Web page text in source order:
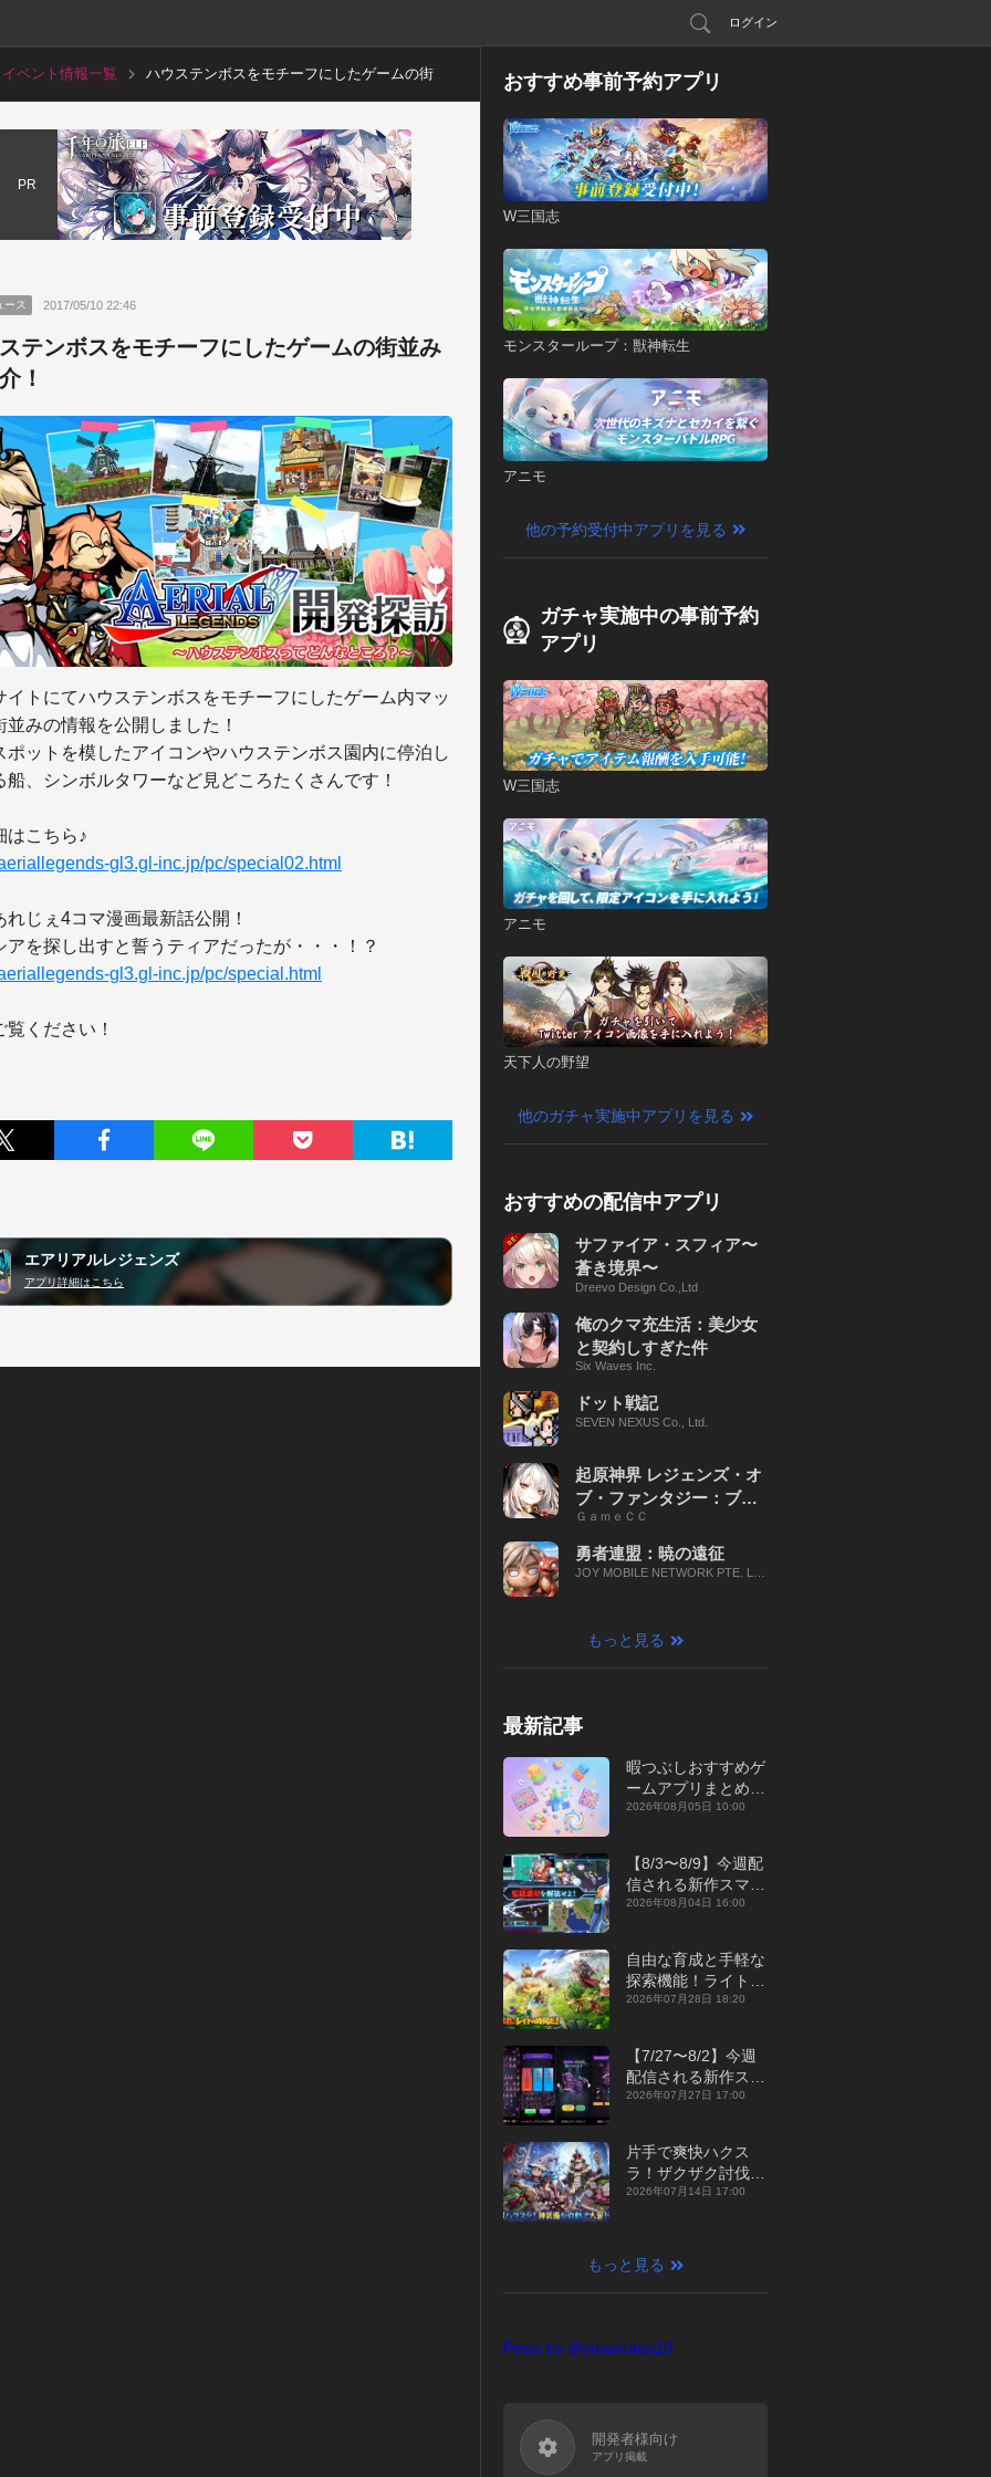
ログイン
イベント情報一覧
ハウステンボスをモチーフにしたゲームの街
PR
ース 2017/05/10 22:46
テンボスをモチーフにしたゲームの街並み
！
イトにてハウステンボスをモチーフにしたゲーム内マッ
並みの情報を公開しました！
ポットを模したアイコンやハウステンボス園内に停泊し
船、シンボルタワーなど見どころたくさんです！
gl3.gl-inc.jp/pc/special02.html
じぇ4コマ漫画最新話公開！
gl3.gl-inc.jp/pc/special.html
覧ください！
エアリアルレジェンズ
アプリ詳細はこちら
おすすめ事前予約アプリ
W三国志
モンスターループ：獣神転生
アニモ
他の予約受付中アプリを見る
ガチャ実施中の事前予約
アプリ
W三国志
アニモ
天下人の野望
他のガチャ実施中アプリを見る
おすすめの配信中アプリ
サファイア・スフィア〜
蒼き境界〜
Dreevo Design Co.,Ltd
俺のクマ充生活：美少女
と契約しすぎた件
Six Waves Inc.
ドット戦記
SEVEN NEXUS Co., Ltd.
起原神界 レジェンズ・オ
ブ・ファンタジー：ブレ
イブ X
ＧａｍｅＣＣ
勇者連盟：暁の遠征
JOY MOBILE NETWORK PTE. LT
もっと見る
最新記事
暇つぶしおすすめゲ
ームアプリまとめ｜
オフライン対応あり
2026年08月05日 10:00
【8/3〜8/9】今週配
信される新作スマホ
ゲームをまとめてお
2026年08月04日 16:00
自由な育成と手軽な
探索機能！ライトカ
ジュアルMMORPG
征』【最新作PICKU
P】
2026年07月28日 18:20
【7/27〜8/2】今週
配信される新作スマ
ホゲームをまとめて
年】
2026年07月27日 17:00
片手で爽快ハクス
ラ！ザクザク討伐し
て神装備を集める放
【最新作PICKUP】
2026年07月14日 17:00
もっと見る
Posts by @yoyakutop10
開発者様向け
アプリ掲載